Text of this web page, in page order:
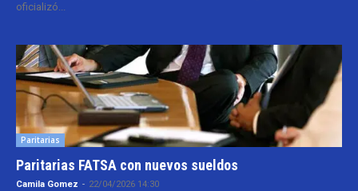
oficializó...
Paritarias
Paritarias FATSA con nuevos sueldos
Camila Gomez - 22/04/2026 14:30